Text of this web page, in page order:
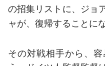
順位表
の招集リストに、
ジョ
ャが、復帰することに
その対戦相手から、